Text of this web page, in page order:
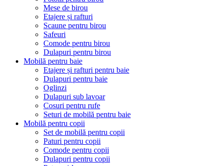
Mese de birou
Etajere și rafturi
Scaune pentru birou
Safeuri
Comode pentru birou
Dulapuri pentru birou
Mobilă pentru baie
Etajere și rafturi pentru baie
Dulapuri pentru baie
Oglinzi
Dulapuri sub lavoar
Cosuri pentru rufe
Seturi de mobilă pentru baie
Mobilă pentru copii
Set de mobilă pentru copii
Paturi pentru copii
Comode pentru copii
Dulapuri pentru copii